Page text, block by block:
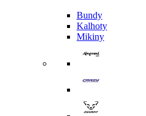
Bundy
Kalhoty
Mikiny